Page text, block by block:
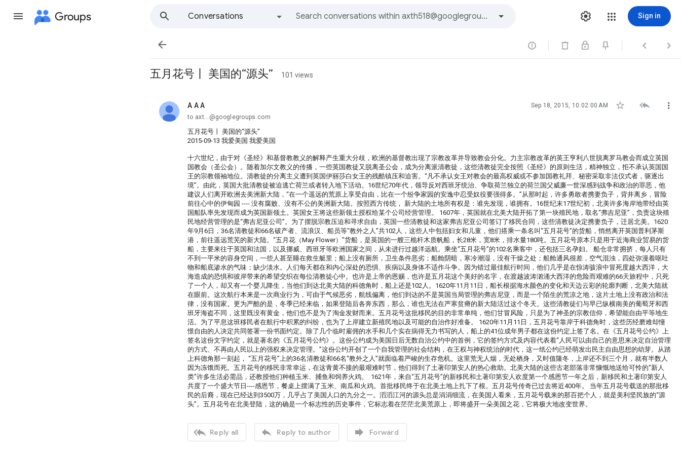
Groups
Conversations
Sign in
   
五月花号丨 美国的“源头” 101 views
A A A
unread, Sep 18, 2015, 10:02:00 AM   
to axt...@googlegroups.com
五月花号丨 美国的“源头”
2015-09-13 我爱美国 我爱美国
十六世纪，由于对《圣经》和基督教教义的解释产生重大分歧，欧洲的基督教出现了宗教改革并导致教会分化。力主宗教改革的英王亨利八世脱离罗马教会而成立英国
国教会（圣公会）。随着加尔文教义的传播，一些英国教徒又脱离圣公会，成为分离派清教徒，这些清教徒完全按照《圣经》的原则生活，精神独立，拒不承认英国国
王的宗教领袖地位。清教徒的分离主义遭到英国伊丽莎白女王的残酷镇压和迫害。“凡不承认女王对教会的最高权威或不参加国教礼拜、秘密采取非法仪式者，驱逐出
境”。由此，英国大批清教徒被迫逃亡荷兰或者转入地下活动。16世纪70年代，领导反对西班牙统治、争取荷兰独立的荷兰国父威廉一世深感到战争和政治的罪恶，他
建议人们离开欧洲去美洲新大陆，“在一个遥远的荒原上享受自由，比在一个纷争家园的安逸中忍受奴役要强得多。”从那时起，许多勇敢者携妻负子，背井离乡，冒险
前往心中的伊甸园 ---- 没有腐败、没有不公的美洲新大陆。按照西方传统， 新大陆的土地所有权是：谁先发现，谁拥有。16世纪末17世纪初，北美许多海岸地带经由英
国船队率先发现而成为英国新领土。英国女王将这些新领土授权给某个公司经营管理。 1607年，英国就在北美大陆开拓了第一块殖民地，取名“弗吉尼亚”，负责这块殖
民地经营管理的是“弗吉尼亚公司”。为了摆脱宗教压迫和寻求自由，英国一些清教徒和这家弗吉尼亚公司签订了移民合同，这些清教徒决定携妻负子，迁居北美。1620
年9月6日，36名清教徒和66名破产者、流浪汉、船员等“教外之人”共102人，这些人中包括妇女和儿童，他们搭乘一条名叫“五月花号”的货船，悄然离开英国普利茅斯
港，前往遥远荒芜的新大陆。“五月花（May Flower）”货船，是英国的一艘三桅杆木质帆船，长28米，宽8米，排水量180吨。五月花号原本只是用于近海商业贸易的货
船，主要来往于英国和法国，以及挪威、西班牙等欧洲国家之间，从未进行过越洋远航。乘坐“五月花号”的102名乘客中，还包括三名孕妇。 船仓非常拥挤，每人只有
不到一平米的容身空间，一些人甚至睡在救生艇里；船上没有厕所，卫生条件恶劣；船舱阴暗，寒冷潮湿，没有干燥之处；船舱通风很差，空气混浊，四处弥漫着呕吐
物和船底渗水的气味；缺少淡水。人们每天都在和内心深处的恐惧、疾病以及身体不适作斗争。因为错过最佳航行时间，他们几乎是在惊涛骇浪中冒死度越大西洋，大
海造成的恐惧和彼岸带来的希望交织在每位清教徒心中。也许是上帝的恩赐，也许是五月花这个美好的名字，在渡越波涛汹涌大西洋的危险而艰难的66天旅程中，只死
了一个人，却又有一个婴儿降生，当他们到达北美大陆的科德角时，船上还是102人。1620年11月11日，船长根据海水颜色的变化和天边云彩的轮廓判断，北美大陆就
在眼前。这次航行本来是一次商业行为，可由于气候恶劣，航线偏离，他们到达的不是英国当局管理的弗吉尼亚，而是一个陌生的荒凉之地，这片土地上没有政治和法
律，没有国家。更为严酷的是，冬季已经来临，如果登陆后各奔东西，那么，谁也无法在严寒贫瘠的新大陆活过这个冬天。这些清教徒们与早已纵横南美的葡萄牙和西
班牙海盗不同，这里既没有黄金，他们也不是为了淘金发财而来。五月花号这批移民的目的非常单纯，他们甘冒风险，只是为了神圣的宗教信仰，希望能自由平等地生
活。为了平息这班移民者在航行中积累的纠纷，也为了上岸建立新殖民地以及可能的自治作好准备。 1620年11月11日，五月花号靠岸于科德角时，这些历经磨难却憧
憬自由的人决定共同签署一份书面约定。除了几个临时雇佣的水手和几个实在病得无力书写的人，船上的41位成年男子都在这份约定上签了名。在《五月花号公约》上
签名这份文字约定，就是著名的《五月花号公约》。这份公约成为美国日后无数自治公约中的首例，它的签约方式及内容代表着“人民可以由自己的意思来决定自治管理
的方式、不再由人民以上的强权来决定管理。”这份公约开创了一个自我管理的社会结构，在王权与神权统治的时代，这一纸公约已经萌发出民主自由思想的幼芽。从踏
上科德角那一刻起， “五月花号”上的36名清教徒和66名“教外之人”就面临着严峻的生存危机。这里荒无人烟，无处栖身，又时值隆冬，上岸还不到三个月，就有半数人
因为冻饿而死。五月花号的移民非常幸运，在这青黄不接的最艰难时节，他们得到了土著印第安人的热心救助。北美大陆的这些古老部落非常慷慨地送给可怜的“新人
类”许多生活必需品，还教授他们种植玉米、捕鱼和饲养火鸡。 1621年，来自“五月花号”的新移民和土著印第安人欢度第一个感恩节一年之后，新移民和土著印第安人
共度了一个盛大节日----感恩节，餐桌上摆满了玉米、南瓜和火鸡。首批移民终于在北美土地上扎下了根。五月花号传奇已过去将近400年。 当年五月花号载送的那批移
民的后裔，现在已经达到3500万，几乎占了美国人口的九分之一。滔滔江河的源头总是涓涓细流，在美国人看来，五月花号载来的那百把个人，就是美利坚民族的“源
头”。五月花号在北美登陆，这的确是一个标志性的历史事件，它标志着在茫茫北美荒原上，即将盛开一朵美国之花，它将极大地改变世界。
 Reply all  Reply to author  Forward